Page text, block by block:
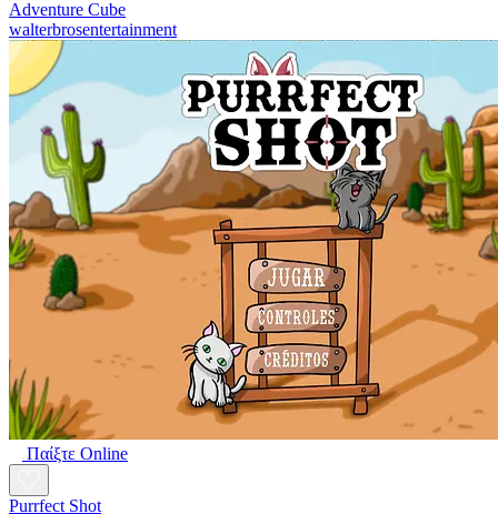
Adventure Cube
walterbrosentertainment
Παίξτε Online
Purrfect Shot